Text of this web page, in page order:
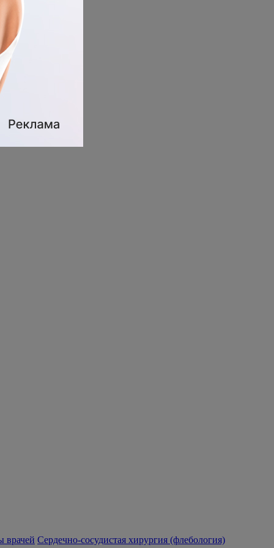
врачей Сердечно-сосудистая хирургия (флебология)